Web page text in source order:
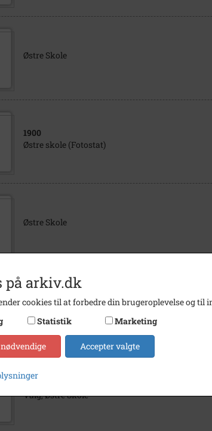
Østre Skole
1900
Østre skole (Fotostat)
Østre Skole
1971
Østre Skolegade og Labæk Pavilloner skal løse
1971
Valg, Østre Skole
på arkiv.dk
cookies til at forbedre din brugeroplevelse og til
Statistik Marketing
Accepter valgte